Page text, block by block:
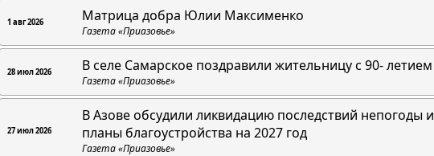
1 авг 2026 Матрица добра Юлии Максименко
Газета «Приазовье»
28 июл 2026 В селе Самарское поздравили жительницу с 90- летием
Газета «Приазовье»
27 июл 2026
В Азове обсудили ликвидацию последствий непогоды и
планы благоустройства на 2027 год
Газета «Приазовье»